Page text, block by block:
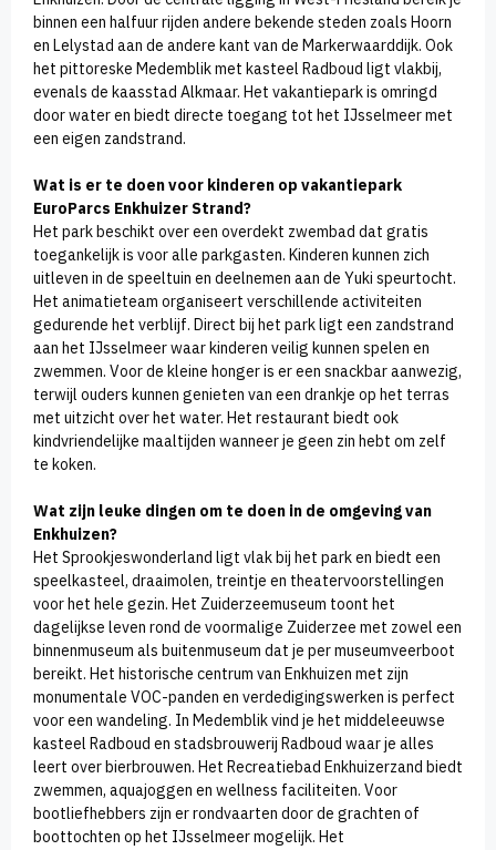
binnen een halfuur rijden andere bekende steden zoals Hoorn
en Lelystad aan de andere kant van de Markerwaarddijk. Ook
het pittoreske Medemblik met kasteel Radboud ligt vlakbij,
evenals de kaasstad Alkmaar. Het vakantiepark is omringd
door water en biedt directe toegang tot het IJsselmeer met
een eigen zandstrand.
Wat is er te doen voor kinderen op vakantiepark
EuroParcs Enkhuizer Strand?
Het park beschikt over een overdekt zwembad dat gratis
toegankelijk is voor alle parkgasten. Kinderen kunnen zich
uitleven in de speeltuin en deelnemen aan de Yuki speurtocht.
Het animatieteam organiseert verschillende activiteiten
gedurende het verblijf. Direct bij het park ligt een zandstrand
aan het IJsselmeer waar kinderen veilig kunnen spelen en
zwemmen. Voor de kleine honger is er een snackbar aanwezig,
terwijl ouders kunnen genieten van een drankje op het terras
met uitzicht over het water. Het restaurant biedt ook
kindvriendelijke maaltijden wanneer je geen zin hebt om zelf
te koken.
Wat zijn leuke dingen om te doen in de omgeving van
Enkhuizen?
Het Sprookjeswonderland ligt vlak bij het park en biedt een
speelkasteel, draaimolen, treintje en theatervoorstellingen
voor het hele gezin. Het Zuiderzeemuseum toont het
dagelijkse leven rond de voormalige Zuiderzee met zowel een
binnenmuseum als buitenmuseum dat je per museumveerboot
bereikt. Het historische centrum van Enkhuizen met zijn
monumentale VOC-panden en verdedigingswerken is perfect
voor een wandeling. In Medemblik vind je het middeleeuwse
kasteel Radboud en stadsbrouwerij Radboud waar je alles
leert over bierbrouwen. Het Recreatiebad Enkhuizerzand biedt
zwemmen, aquajoggen en wellness faciliteiten. Voor
bootliefhebbers zijn er rondvaarten door de grachten of
boottochten op het IJsselmeer mogelijk. Het